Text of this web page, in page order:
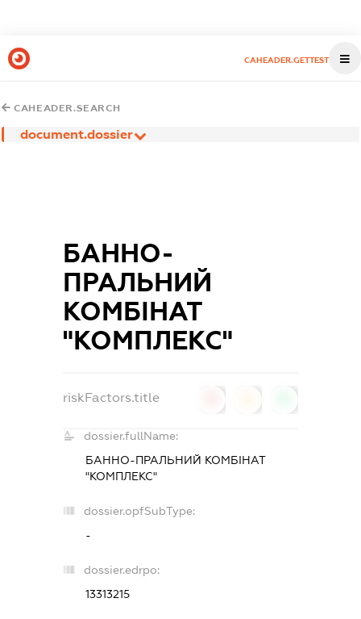
CAHEADER.GETTEST
CAHEADER.SEARCH
document.dossier
БАННО-
ПРАЛЬНИЙ
КОМБІНАТ
"КОМПЛЕКС"
riskFactors.title
dossier.fullName:
БАННО-ПРАЛЬНИЙ КОМБІНАТ
"КОМПЛЕКС"
dossier.opfSubType:
-
dossier.edrpo:
13313215